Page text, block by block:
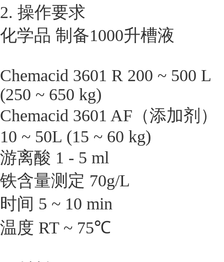
2. 操作要求
化学品 制备1000升槽液
Chemacid 3601 R 200 ~ 500 L
(250 ~ 650 kg)
Chemacid 3601 AF（添加剂）
10 ~ 50L (15 ~ 60 kg)
游离酸 1 - 5 ml
铁含量测定 70g/L
时间 5 ~ 10 min
温度 RT ~ 75℃